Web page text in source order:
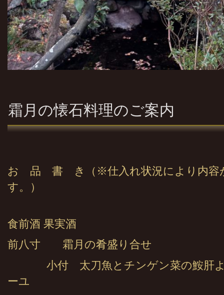
霜月の懐石料理のご案内
お 品 書 き（※仕入れ状況により内容
す。）
食前酒 果実酒
前八寸 霜月の肴盛り合せ
小付 太刀魚とチンゲン菜の鮟
ーユ